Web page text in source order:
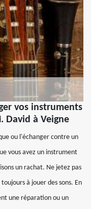
vos instruments
David à Veigne
ou l'échanger contre un
vous avez un instrument
un rachat. Ne jetez pas
à jouer des sons. En
une réparation ou un